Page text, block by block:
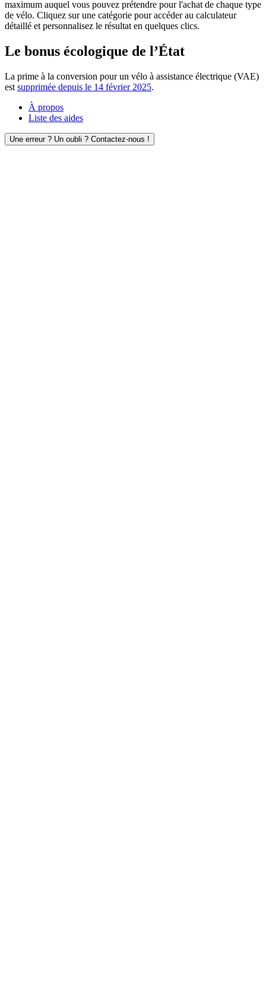
maximum auquel vous pouvez prétendre pour l'achat de chaque type
de vélo. Cliquez sur une catégorie pour accéder au calculateur
détaillé et personnalisez le résultat en quelques clics.
Le bonus écologique de l’État
La prime à la conversion pour un vélo à assistance électrique (VAE)
est supprimée depuis le 14 février 2025.
À propos
Liste des aides
Une erreur ? Un oubli ? Contactez-nous !